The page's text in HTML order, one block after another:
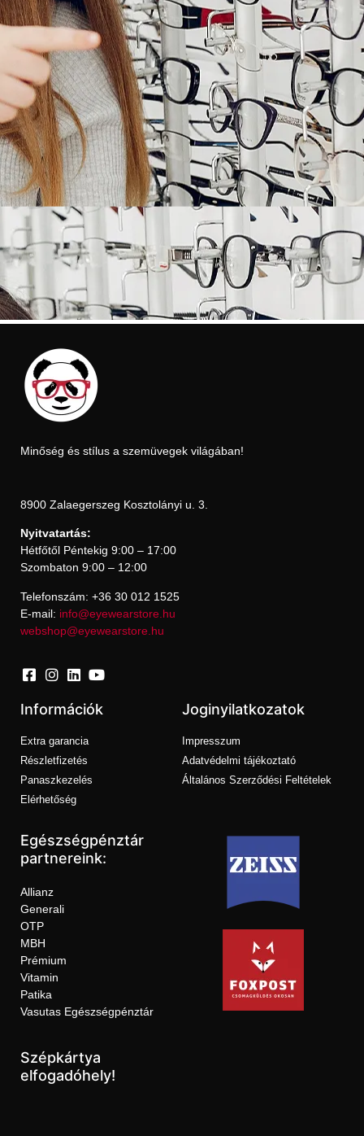
Minőség és stílus a szemüvegek világában!
8900 Zalaegerszeg Kosztolányi u. 3.
Nyitvatartás:
Hétfőtől Péntekig 9:00 – 17:00
Szombaton 9:00 – 12:00
Telefonszám: +36 30 012 1525
E-mail: info@eyewearstore.hu
webshop@eyewearstore.hu
Információk
Extra garancia
Részletfizetés
Panaszkezelés
Elérhetőség
Joginyilatkozatok
Impresszum
Adatvédelmi tájékoztató
Általános Szerződési Feltételek
Egészségpénztár
partnereink:
Allianz
Generali
OTP
MBH
Prémium
Vitamin
Patika
Vasutas Egészségpénztár
Szépkártya
elfogadóhely!